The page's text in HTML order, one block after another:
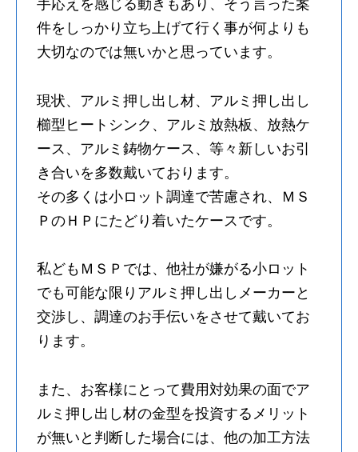
手応えを感じる動きもあり、そう言った案
件をしっかり立ち上げて行く事が何よりも
大切なのでは無いかと思っています。
現状、アルミ押し出し材、アルミ押し出し
櫛型ヒートシンク、アルミ放熱板、放熱ケ
ース、アルミ鋳物ケース、等々新しいお引
き合いを多数戴いております。
その多くは小ロット調達で苦慮され、ＭＳ
ＰのＨＰにたどり着いたケースです。
私どもＭＳＰでは、他社が嫌がる小ロット
でも可能な限りアルミ押し出しメーカーと
交渉し、調達のお手伝いをさせて戴いてお
ります。
また、お客様にとって費用対効果の面でア
ルミ押し出し材の金型を投資するメリット
が無いと判断した場合には、他の加工方法